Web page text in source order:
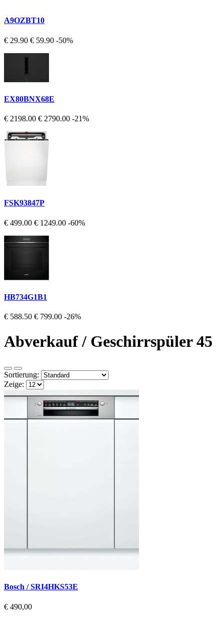
A9OZBT10
€ 29.90 € 59.90 -50%
EX80BNX68E
€ 2198.00 € 2790.00 -21%
FSK93847P
€ 499.00 € 1249.00 -60%
HB734G1B1
€ 588.50 € 799.00 -26%
Abverkauf / Geschirrspüler 45
Sortierung:
Zeige:
Bosch / SRI4HKS53E
€ 490,00